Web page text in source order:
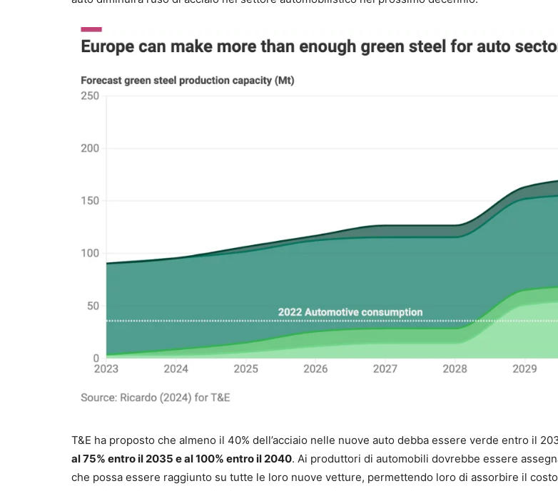
T&E ha proposto che almeno il 40% dell’acciaio nelle nuove auto debba essere verde entro il
al 75% entro il 2035 e al 100% entro il 2040. Ai produttori di automobili dovrebbe essere
che possa essere raggiunto su tutte le loro nuove vetture, permettendo loro di assorbire il